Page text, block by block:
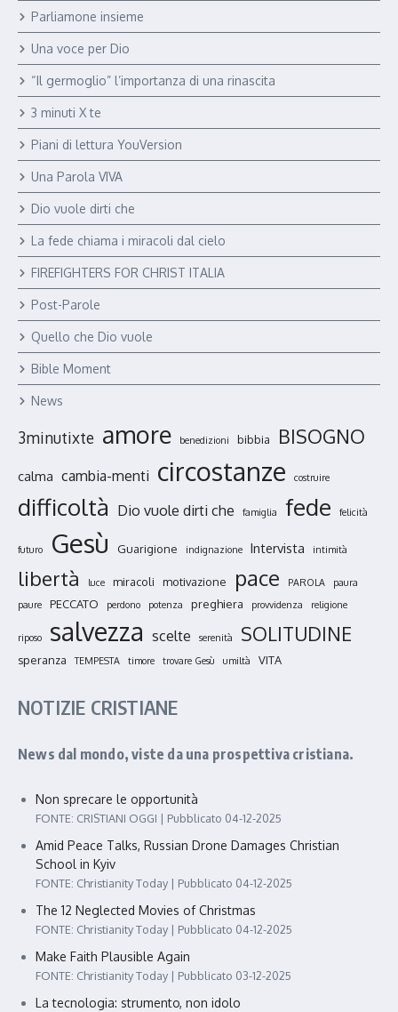
Parliamone insieme
Una voce per Dio
“Il germoglio” l’importanza di una rinascita
3 minuti X te
Piani di lettura YouVersion
Una Parola VIVA
Dio vuole dirti che
La fede chiama i miracoli dal cielo
FIREFIGHTERS FOR CHRIST ITALIA
Post-Parole
Quello che Dio vuole
Bible Moment
News
3minutixte amore benedizioni bibbia BISOGNO
calma cambia-menti circostanze costruire
difficoltà Dio vuole dirti che famiglia fede felicità
futuro Gesù Guarigione indignazione Intervista intimità
libertà luce miracoli motivazione pace PAROLA
paura
paure
PECCATO perdono potenza preghiera provvidenza religione
riposo salvezza scelte serenità SOLITUDINE
speranza TEMPESTA timore trovare Gesù umiltà VITA
NOTIZIE CRISTIANE
News dal mondo, viste da una prospettiva cristiana.
Non sprecare le opportunità
FONTE: CRISTIANI OGGI Pubblicato 04-12-2025
Amid Peace Talks, Russian Drone Damages Christian
School in Kyiv
FONTE: Christianity Today Pubblicato 04-12-2025
The 12 Neglected Movies of Christmas
FONTE: Christianity Today Pubblicato 04-12-2025
Make Faith Plausible Again
FONTE: Christianity Today Pubblicato 03-12-2025
La tecnologia: strumento, non idolo